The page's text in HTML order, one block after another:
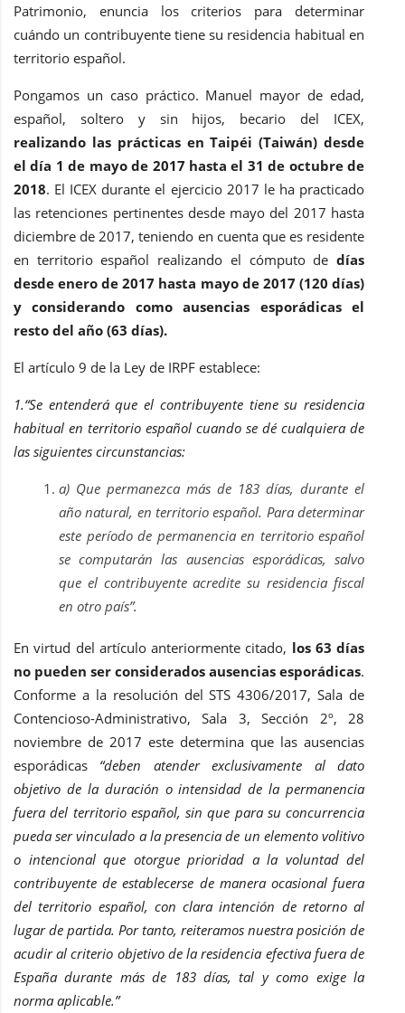
Patrimonio, enuncia los criterios para determinar
cuándo un contribuyente tiene su residencia habitual en
territorio español.
Pongamos un caso práctico. Manuel mayor de edad,
español, soltero y sin hijos, becario del ICEX,
realizando las prácticas en Taipéi (Taiwán) desde
el día 1 de mayo de 2017 hasta el 31 de octubre de
2018. El ICEX durante el ejercicio 2017 le ha practicado
las retenciones pertinentes desde mayo del 2017 hasta
diciembre de 2017, teniendo en cuenta que es residente
en territorio español realizando el cómputo de días
desde enero de 2017 hasta mayo de 2017 (120 días)
y considerando como ausencias esporádicas el
resto del año (63 días).
El artículo 9 de la Ley de IRPF establece:
1.“Se entenderá que el contribuyente tiene su residencia
habitual en territorio español cuando se dé cualquiera de
las siguientes circunstancias:
a) Que permanezca más de 183 días, durante el
año natural, en territorio español. Para determinar
este período de permanencia en territorio español
se computarán las ausencias esporádicas, salvo
que el contribuyente acredite su residencia fiscal
en otro país”.
En virtud del artículo anteriormente citado, los 63 días
no pueden ser considerados ausencias esporádicas.
Conforme a la resolución del STS 4306/2017, Sala de
Contencioso-Administrativo, Sala 3, Sección 2º, 28
noviembre de 2017 este determina que las ausencias
esporádicas “deben atender exclusivamente al dato
objetivo de la duración o intensidad de la permanencia
fuera del territorio español, sin que para su concurrencia
pueda ser vinculado a la presencia de un elemento volitivo
o intencional que otorgue prioridad a la voluntad del
contribuyente de establecerse de manera ocasional fuera
del territorio español, con clara intención de retorno al
lugar de partida. Por tanto, reiteramos nuestra posición de
acudir al criterio objetivo de la residencia efectiva fuera de
España durante más de 183 días, tal y como exige la
norma aplicable.”